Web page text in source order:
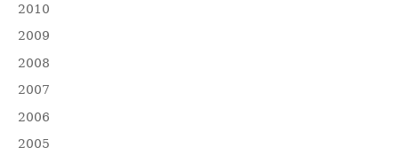
2010
2009
2008
2007
2006
2005